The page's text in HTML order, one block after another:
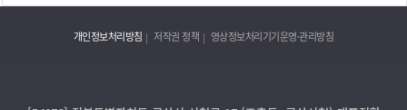
개인정보처리방침 저작권 정책 영상정보처리기기운영·관리방침